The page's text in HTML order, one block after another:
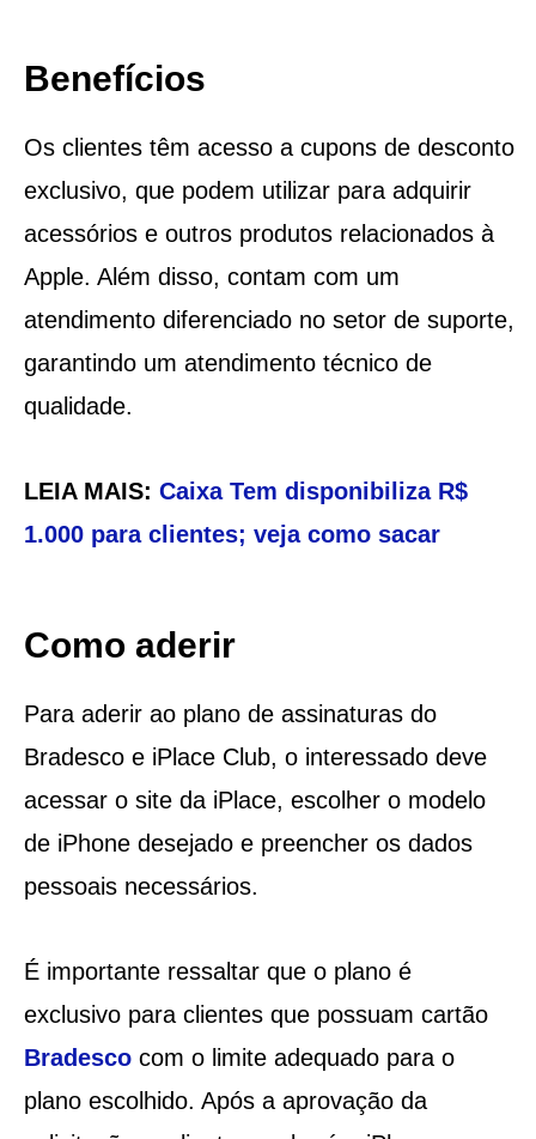
Benefícios
Os clientes têm acesso a cupons de desconto
exclusivo, que podem utilizar para adquirir
acessórios e outros produtos relacionados à
Apple. Além disso, contam com um
atendimento diferenciado no setor de suporte,
garantindo um atendimento técnico de
qualidade.
LEIA MAIS: Caixa Tem disponibiliza R$
1.000 para clientes; veja como sacar
Como aderir
Para aderir ao plano de assinaturas do
Bradesco e iPlace Club, o interessado deve
acessar o site da iPlace, escolher o modelo
de iPhone desejado e preencher os dados
pessoais necessários.
É importante ressaltar que o plano é
exclusivo para clientes que possuam cartão
Bradescocom o limite adequado para o
plano escolhido. Após a aprovação da